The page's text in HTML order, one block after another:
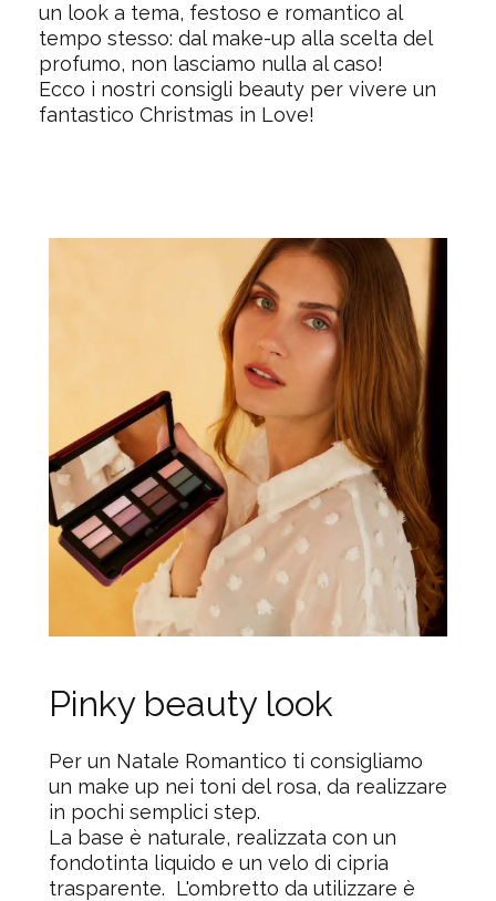
un look a tema, festoso e romantico al
tempo stesso: dal make-up alla scelta del
profumo, non lasciamo nulla al caso!
Ecco i nostri consigli beauty per vivere un
fantastico Christmas in Love!
Pinky beauty look
Per un Natale Romantico ti consigliamo
un make up nei toni del rosa, da realizzare
in pochi semplici step.
La base è naturale, realizzata con un
fondotinta liquido e un velo di cipria
trasparente. L'ombretto da utilizzare è